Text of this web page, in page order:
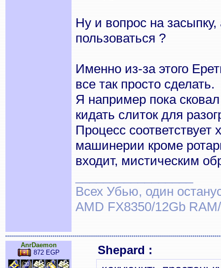
Ну и вопрос на
пользоваться ?
Именно из-за этого
все так просто сделать.
Я например пока
кидать слиток для
Процесс соответствует
машинерии кроме
входит, мистическим
Всех Убью, один
AMD FX8350/12Gb
AnrDaemon
872 EGP
Shepard :